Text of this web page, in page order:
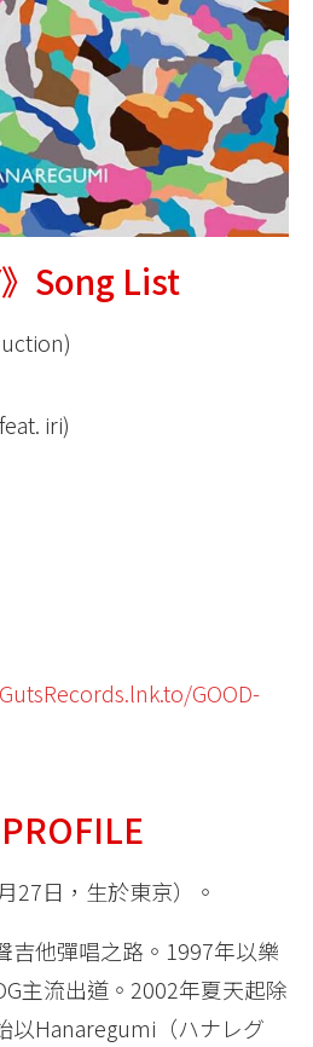
》Song List
iri)
GOOD-
27日，生於東京）。
吉他彈唱之路。1997年以樂
主流出道。2002年夏天起除
以Hanaregumi（ハナレグ